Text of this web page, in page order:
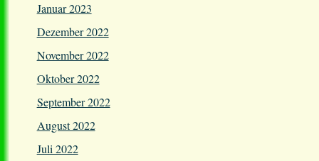
Januar 2023
Dezember 2022
November 2022
Oktober 2022
September 2022
August 2022
Juli 2022